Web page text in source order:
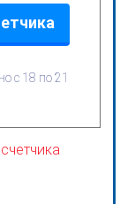
с 18 по 21